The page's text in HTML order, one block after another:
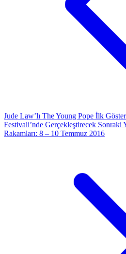
Jude Law’lı The Young Pope İlk
Festivali’nde Gerçekleştirecek Sonraki
Rakamları: 8 – 10 Temmuz 2016